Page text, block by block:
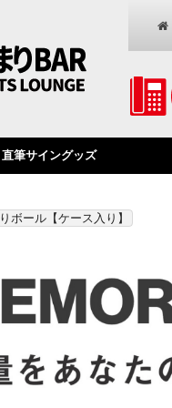
直筆サイングッズ
ボール【ケース入り】